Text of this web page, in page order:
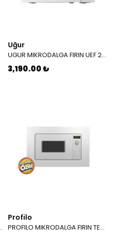
Uğur
UGUR MIKRODALGA FIRIN UEF 20M BMD 800000000127
3,190.00 ₺
211 DG 9205091200
Profilo
PROFILO MIKRODALGA FIRIN TEZGAH USTU FRIAT8AB